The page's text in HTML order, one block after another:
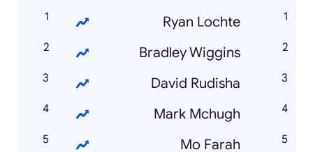
Ryan Lochte
Bradley Wiggins
David Rudisha
Mark Mchugh
Mo Farah